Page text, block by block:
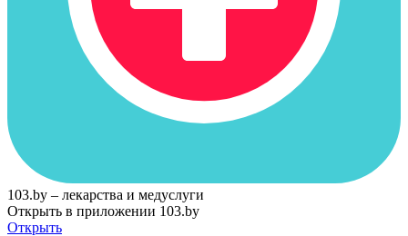
103.by – лекарства и медуслуги
Открыть в приложении 103.by
Открыть